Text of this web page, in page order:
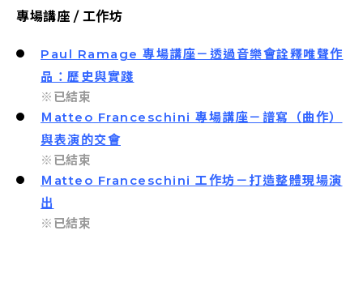
專場講座 / 工作坊
Paul Ramage 專場講座－透過音樂會詮釋唯聲作
品：歷史與實踐
※已結束
Ｍatteo Franceschini 專場講座－譜寫（曲作）
與表演的交會
※已結束
Ｍatteo Franceschini 工作坊－打造整體現場演
出
※已結束